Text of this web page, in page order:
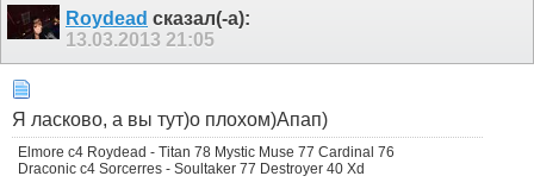
Roydead сказал(-а):
13.03.2013 21:05
Я ласково, а вы тут)о плохом)Апап)
Elmore c4 Roydead - Titan 78 Mystic Muse 77 Cardinal 76
Draconic c4 Sorcerres - Soultaker 77 Destroyer 40 Xd